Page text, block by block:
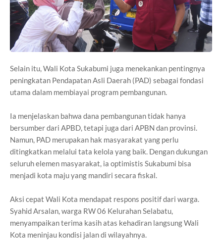
Selain itu, Wali Kota Sukabumi juga menekankan pentingnya
peningkatan Pendapatan Asli Daerah (PAD) sebagai fondasi
utama dalam membiayai program pembangunan.
Ia menjelaskan bahwa dana pembangunan tidak hanya
bersumber dari APBD, tetapi juga dari APBN dan provinsi.
Namun, PAD merupakan hak masyarakat yang perlu
ditingkatkan melalui tata kelola yang baik. Dengan dukungan
seluruh elemen masyarakat, ia optimistis Sukabumi bisa
menjadi kota maju yang mandiri secara fiskal.
Aksi cepat Wali Kota mendapat respons positif dari warga.
Syahid Arsalan, warga RW 06 Kelurahan Selabatu,
menyampaikan terima kasih atas kehadiran langsung Wali
Kota meninjau kondisi jalan di wilayahnya.